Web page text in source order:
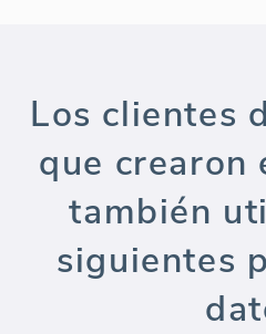
Los clientes
que crearon
también
siguientes